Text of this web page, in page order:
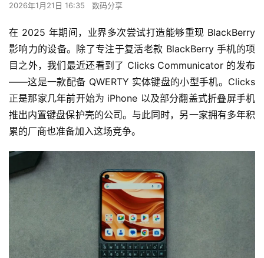
2026年1月21日 16:35 数码分享
在 2025 年期间，业界多次尝试打造能够重现 BlackBerry
影响力的设备。除了专注于复活老款 BlackBerry 手机的项
目之外，我们最近还看到了 Clicks Communicator 的发布
——这是一款配备 QWERTY 实体键盘的小型手机。Clicks
正是那家几年前开始为 iPhone 以及部分翻盖式折叠屏手机
推出内置键盘保护壳的公司。与此同时，另一家拥有多年积
累的厂商也准备加入这场竞争。